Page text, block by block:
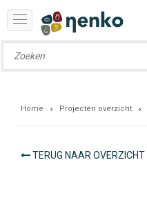
Home Projecten overzicht
TERUG NAAR OVERZICHT